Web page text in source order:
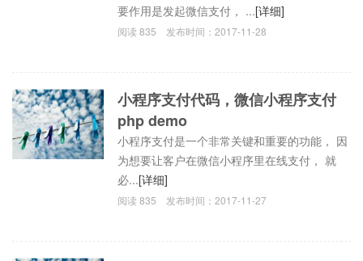
要作用是发起微信支付， ...[详细]
阅读835 发布时间：2017-11-28
小程序支付代码，微信小程序支付
php demo
小程序支付是一个非常关键和重要的功能， 因
为想要让客户在微信小程序里在线支付， 就
必...[详细]
阅读835 发布时间：2017-11-27